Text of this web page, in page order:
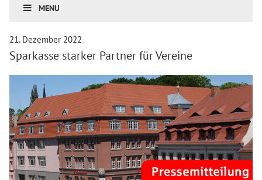
MENU
21. Dezember 2022
Sparkasse starker Partner für Vereine